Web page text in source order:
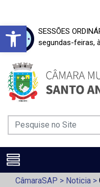
Barra de
SESSÕES
segundas-feiras,
CâmaraSAP > Noticia >